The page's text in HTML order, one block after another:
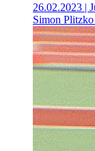
26.02.2023 |
Simon